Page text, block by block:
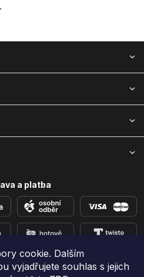
cookie. Dalším
vyjadřujete souhlas s jejich
a platba
k nám na sítích